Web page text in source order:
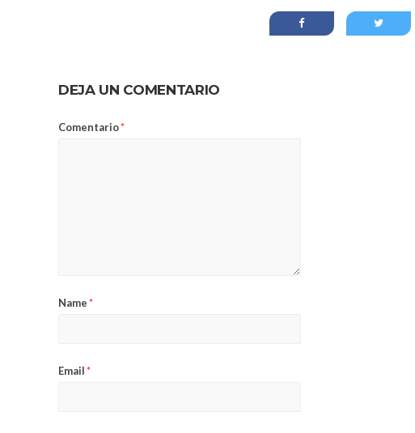
DEJA UN COMENTARIO
Comentario*
Name*
Email*